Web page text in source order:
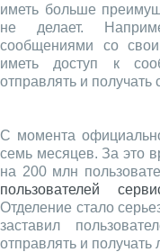
иметь больше
не делает.
сообщениями со
иметь доступ к
отправлять и
С момента
семь месяцев. За это
на 200 млн
пользователей
Отделение стало
заставил
отправлять и